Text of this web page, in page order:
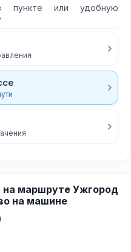
пункте или удобную
маршруте Ужгород
на машине